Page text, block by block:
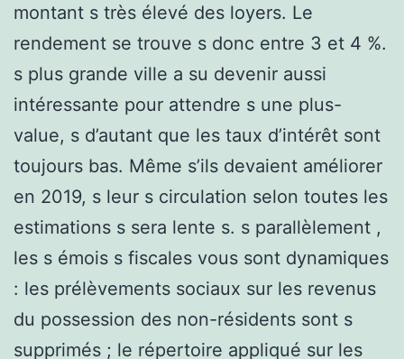
montant s très élevé des loyers. Le
rendement se trouve s donc entre 3 et 4 %.
s plus grande ville a su devenir aussi
intéressante pour attendre s une plus-
value, s d’autant que les taux d’intérêt sont
toujours bas. Même s’ils devaient améliorer
en 2019, s leur s circulation selon toutes les
estimations s sera lente s. s parallèlement ,
les s émois s fiscales vous sont dynamiques
: les prélèvements sociaux sur les revenus
du possession des non-résidents sont s
supprimés ; le répertoire appliqué sur les